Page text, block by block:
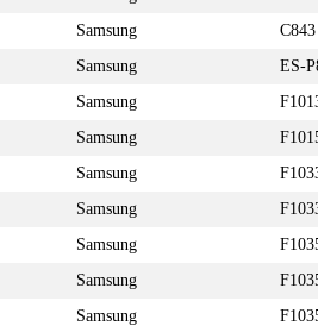
Samsung
C843
Samsung
ES-
Samsung
Samsung
Samsung
Samsung
Samsung
Samsung
Samsung